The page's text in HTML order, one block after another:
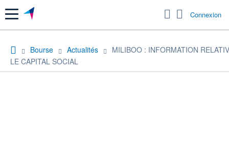
Menu Connexion
Bourse Actualités
MILIBOO : INFORMATION
LE CAPITAL SOCIAL